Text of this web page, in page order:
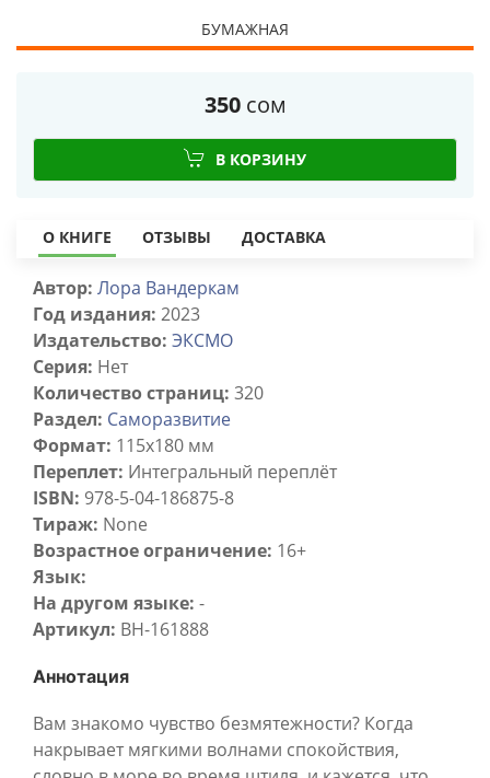
БУМАЖНАЯ
350 сом
В КОРЗИНУ
О КНИГЕ ОТЗЫВЫ ДОСТАВКА
Автор: Лора Вандеркам
Год издания: 2023
Издательство: ЭКСМО
Серия: Нет
Количество страниц: 320
Раздел: Саморазвитие
Формат: 115x180 мм
Переплет: Интегральный переплёт
ISBN: 978-5-04-186875-8
Тираж: None
Возрастное ограничение: 16+
Язык:
На другом языке: -
Артикул: BH-161888
Аннотация
Вам знакомо чувство безмятежности? Когда
накрывает мягкими волнами спокойствия,